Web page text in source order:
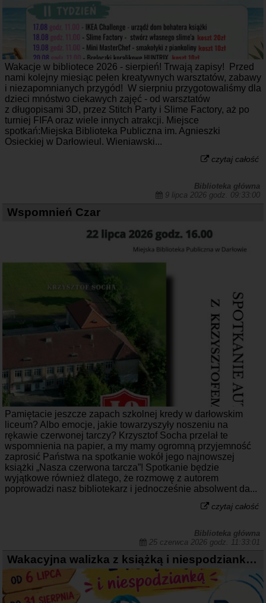
Wakacje w bibliotece 2026 - sierpień! Trwają zapisy! Przed
nami kolejny miesiąc pełen kreatywnych warsztatów, zabawy
i niezapomnianych przygód! W sierpniu przygotowaliśmy dla
dzieci mnóstwo ciekawych zajęć - od warsztatów
z długopisami 3D, przez Stitch Party i Slime Factory, aż po
turniej FIFA oraz wiele innych atrakcji. Miejsce
spotkań:Miejska Biblioteka Publiczna im. Agnieszki
Osieckiej w Darłowieul. Wieniawski...
czytaj całość
Biblioteka główna
9 lipca 2026 godz. 09:33:00
Wspomnień Czar
Pamiętacie jeszcze zapach szkolnej kredy w darłowskim
liceum? Albo emocje, jakie towarzyszyły noszeniu na
rękawie czerwonej tarczy? Krzysztof Socha przelał te
wspomnienia na papier, a my mamy ogromną przyjemność
zaprosić Państwa na spotkanie wokół jego najnowszej
książki „Nasza czerwona tarcza”! Spotkanie będzie
wyjątkowe również dlatego, że rozmowę z autorem
poprowadzi nasz bibliotekarz i jednocześnie absolwent da...
czytaj całość
Biblioteka główna
25 czerwca 2026 godz. 11:33:01
Wakacyjna walizka z książką i niespodzianką - ruszamy 6 lipca!